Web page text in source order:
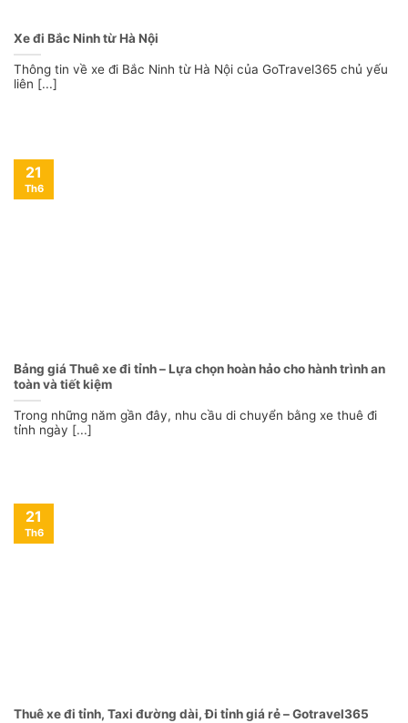
Xe đi Bắc Ninh từ Hà Nội
Thông tin về xe đi Bắc Ninh từ Hà Nội của GoTravel365 chủ yếu
liên [...]
Bảng giá Thuê xe đi tỉnh – Lựa chọn hoàn hảo cho hành trình an
toàn và tiết kiệm
Trong những năm gần đây, nhu cầu di chuyển bằng xe thuê đi
tỉnh ngày [...]
21
Th6
Thuê xe đi tỉnh, Taxi đường dài, Đi tỉnh giá rẻ – Gotravel365
21
Th6